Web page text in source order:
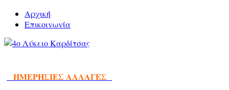
Αρχική
Επικοινωνία
ΗΜΕΡΗΣΙΕΣ ΑΛΛΑΓΕΣ